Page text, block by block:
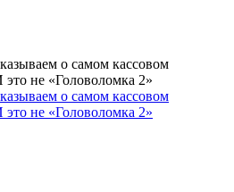
о самом кассовом
не «Головоломка 2»
о самом кассовом
не «Головоломка 2»